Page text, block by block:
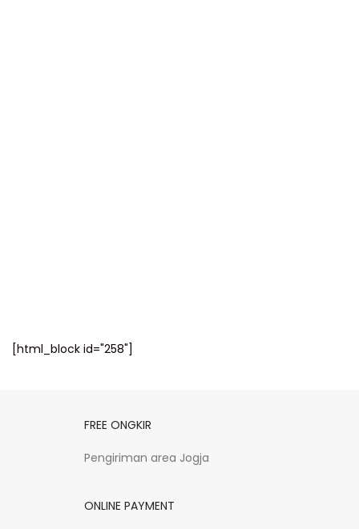
[html_block id="258"]
FREE ONGKIR
Pengiriman area Jogja
ONLINE PAYMENT